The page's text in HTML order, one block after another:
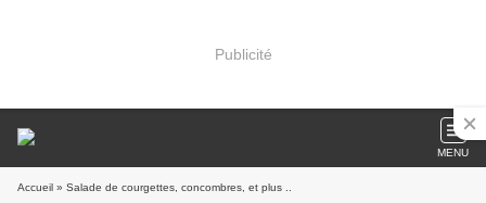
Publicité
MENU
Accueil » Salade de courgettes, concombres, et plus ..